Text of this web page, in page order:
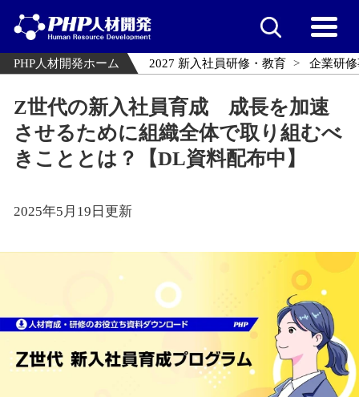
PHP人材開発ホーム 2027 新入社員研修・教育 企業研
Z世代の新入社員育成 成長を加速
させるために組織全体で取り組むべ
きこととは？【DL資料配布中】
2025年5月19日更新